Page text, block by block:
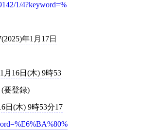
1/4?keyword=%
年1月17日
月16日(木) 9時53
(要登録)
日(木) 9時53分17